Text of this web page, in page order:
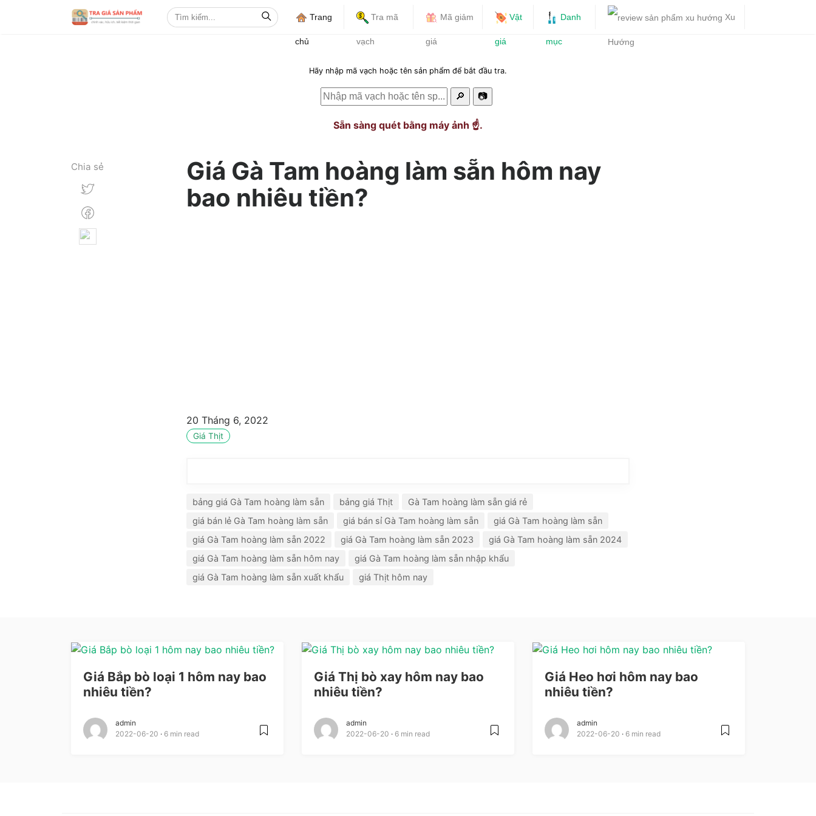
Trang
chủ
Tra mã
vạch
Mã giảm
giá
Vật
giá
Danh
mục
Xu
Hướng
Hãy nhập mã vạch hoặc tên sản phẩm để bắt đầu tra.
🔎 📷
Sẵn sàng quét bằng máy ảnh ☝️.
Chia sẻ
Giá Gà Tam hoàng làm sẵn hôm nay
bao nhiêu tiền?
20 Tháng 6, 2022
Giá Thịt
bảng giá Gà Tam hoàng làm sẵn bảng giá Thịt
Gà Tam hoàng làm sẵn giá rẻ
giá bán lẻ Gà Tam hoàng làm sẵn
giá bán sỉ Gà Tam hoàng làm sẵn
giá Gà Tam hoàng làm sẵn
giá Gà Tam hoàng làm sẵn 2022
giá Gà Tam hoàng làm sẵn 2023
giá Gà Tam hoàng làm sẵn 2024
giá Gà Tam hoàng làm sẵn hôm nay
giá Gà Tam hoàng làm sẵn nhập khẩu
giá Gà Tam hoàng làm sẵn xuất khẩu
giá Thịt hôm nay
Giá Bắp bò loại 1 hôm nay bao
nhiêu tiền?
admin
2022-06-20
6 min read
Giá Thị bò xay hôm nay bao
nhiêu tiền?
admin
2022-06-20
6 min read
Giá Heo hơi hôm nay bao
nhiêu tiền?
admin
2022-06-20
6 min read